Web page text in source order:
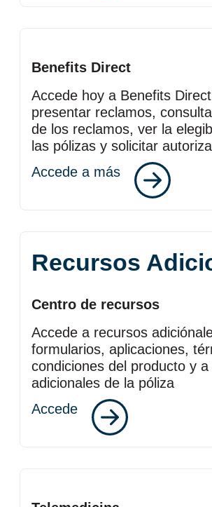
Benefits Direct
Accede hoy a Benefits
presentar reclamos,
de los reclamos, ver la
las pólizas y solicitar
Accede a más
Recursos
Centro de recursos
Accede a recursos
formularios, aplicaciones,
condiciones del producto y
adicionales de la póliza
Accede